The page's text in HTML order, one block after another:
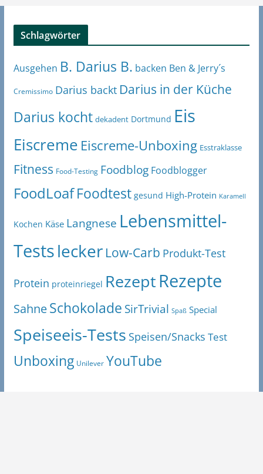
Schlagwörter
Ausgehen B. Darius B. backen Ben & Jerry´s
Cremissimo Darius backt Darius in der Küche
Darius kocht dekadent Dortmund Eis
Eiscreme Eiscreme-Unboxing Esstraklasse
Fitness Food-Testing Foodblog Foodblogger
FoodLoaf Foodtest gesund High-Protein Karamell
Kochen Käse Langnese Lebensmittel-
Testslecker Low-Carb Produkt-Test
Protein proteinriegel RezeptRezepte
SahneSchokolade SirTrivial Spaß Special
Speiseeis-Tests Speisen/Snacks Test
Unboxing Unilever YouTube